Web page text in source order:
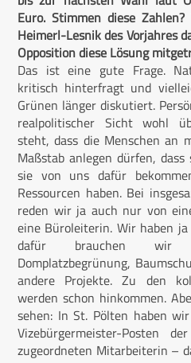
Euro. Stimmen diese
Heimerl-Lesnik des Vorjahres
Opposition diese Lösung
Das ist eine gute Frage.
kritisch hinterfragt und
Grünen länger diskutiert.
realpolitischer Sicht wohl
steht, dass die Menschen an
Maßstab anlegen dürfen,
sie von uns dafür
Ressourcen haben. Bei
reden wir ja auch nur von
eine Büroleiterin. Wir haben
dafür brauchen wir
Domplatzbegrünung,
andere Projekte. Zu den
werden schon hinkommen.
sehen: In St. Pölten haben
Vizebürgermeister-Posten
zugeordneten Mitarbeiterin –